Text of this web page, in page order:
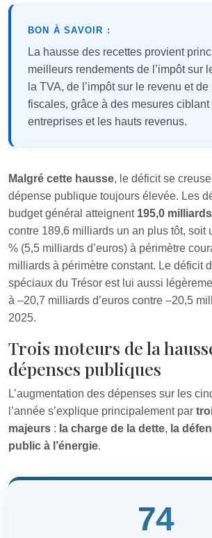
BON À SAVOIR :
La hausse des recettes provient
meilleurs rendements de l’impôt sur
la TVA, de l’impôt sur le revenu et
fiscales, grâce à des mesures
entreprises et les hauts revenus.
Malgré cette hausse, le déficit se
dépense publique toujours élevée. Les
budget général atteignent 195,0
contre 189,6 milliards un an plus tôt, soit
% (5,5 milliards d’euros) à périmètre
milliards à périmètre constant. Le déficit
spéciaux du Trésor est lui aussi
à –20,7 milliards d’euros contre –20,5
2025.
Trois moteurs de la
dépenses publiques
L’augmentation des dépenses sur les
l’année s’explique principalement par
majeurs : la charge de la dette, la
public à l’énergie.
74